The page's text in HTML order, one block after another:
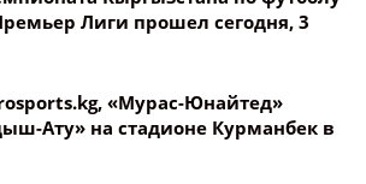
Лиги прошел сегодня, 3
«Мурас-Юнайтед»
Ату» на стадионе Курманбек в